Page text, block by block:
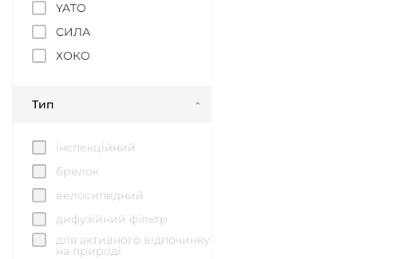
YATO
СИЛА
ХОКО
Тип
інспекційний
брелок
велосипедний
дифузійний фільтр
для активного відпочинку
на природі